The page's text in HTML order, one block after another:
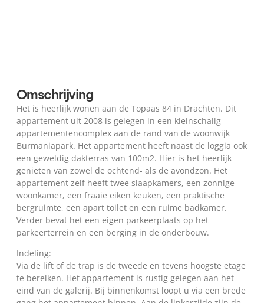
Omschrijving
Het is heerlijk wonen aan de Topaas 84 in Drachten. Dit
appartement uit 2008 is gelegen in een kleinschalig
appartementencomplex aan de rand van de woonwijk
Burmaniapark. Het appartement heeft naast de loggia ook
een geweldig dakterras van 100m2. Hier is het heerlijk
genieten van zowel de ochtend- als de avondzon. Het
appartement zelf heeft twee slaapkamers, een zonnige
woonkamer, een fraaie eiken keuken, een praktische
bergruimte, een apart toilet en een ruime badkamer.
Verder bevat het een eigen parkeerplaats op het
parkeerterrein en een berging in de onderbouw.
Indeling:
Via de lift of de trap is de tweede en tevens hoogste etage
te bereiken. Het appartement is rustig gelegen aan het
eind van de galerij. Bij binnenkomst loopt u via een brede